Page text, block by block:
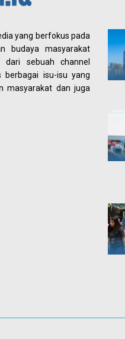
yang berfokus pada
budaya masyarakat
dari sebuah channel
isu-isu yang
masyarakat dan juga